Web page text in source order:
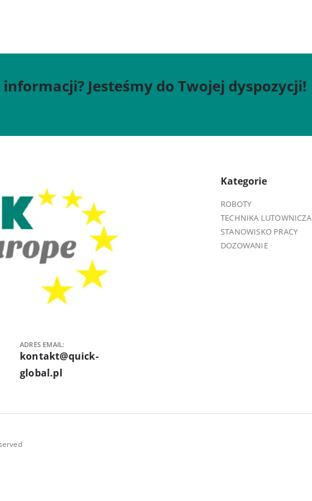
Jesteśmy do Twojej dyspozycji!
ADRES EMAIL:
kontakt@quick-
global.pl
Kategorie
ROBOTY
TECHNIKA LUTOWNICZA
STANOWISKO PRACY
DOZOWANIE